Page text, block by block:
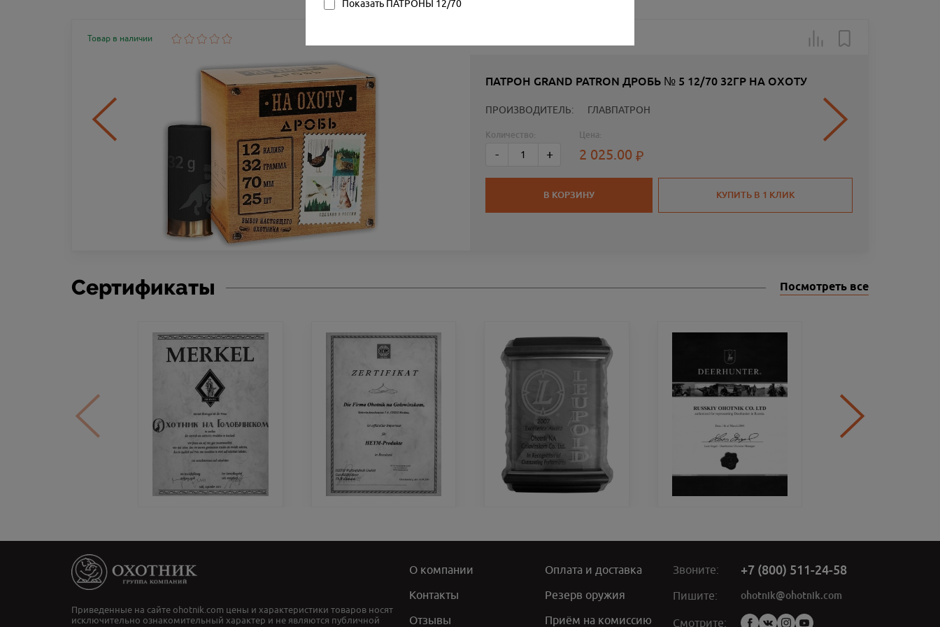
Показать ПАТРОНЫ 12/70
Товар в наличии
ПАТРОН GRAND PATRON ДРОБЬ № 5 12/70 32ГР НА ОХОТУ
ПРОИЗВОДИТЕЛЬ: ГЛАВПАТРОН
Количество:
- +
Цена:
2 025.00
В КОРЗИНУ КУПИТЬ В 1 КЛИК
Сертификаты Посмотреть все
Приведенные на сайте ohotnik.com цены и характеристики товаров носят
исключительно ознакомительный характер и не являются публичной
О компании
Контакты
Отзывы
Оплата и доставка
Резерв оружия
Приём на комиссию
Звоните: +7 (800) 511-24-58
Пишите: ohotnik@ohotnik.com
Смотрите: Мы